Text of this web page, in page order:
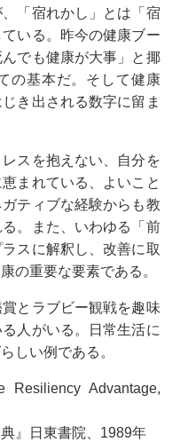
「宿れかし」とは「宿
いる。昨今の健康ブー
でも健康が大事」と揶
の基本だ。そして健康
き出される数字に留ま
スを抱えない、自分を
まれている、よいこと
ティブな経験からも教
。また、いわゆる「前
スに解釈し、改善に取
の重要な要素である。
とラブビー観戦を趣味
人がいる。日常生活に
しい例である。
Advantage,
』日東書院、1989年